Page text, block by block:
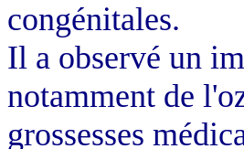
congénitales.
Il a observé un
notamment de
grossesses